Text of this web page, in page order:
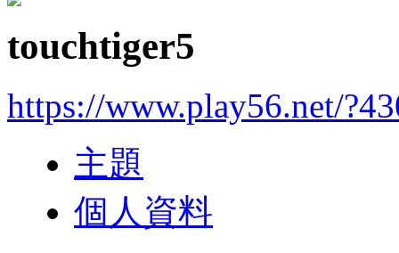
touchtiger5
https://www.play56.net/
主題
個人資料